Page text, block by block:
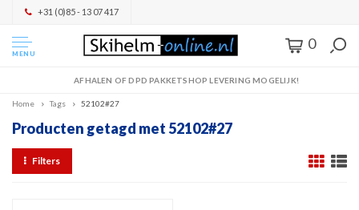
+31 (0)85 - 13 07 417
MENU
0
AFHALEN OF DPD PAKKETSHOP LEVERING MOGELIJK!
Home Tags 52102#27
Producten getagd met 52102#27
Filters